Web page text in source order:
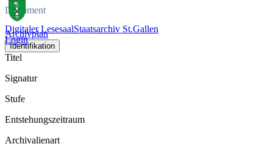
Digitaler LesesaalStaatsarchiv St.Gallen
Login
Dokument
Archivplan
Identifikation
Titel
Signatur
Stufe
Entstehungszeitraum
Archivalienart